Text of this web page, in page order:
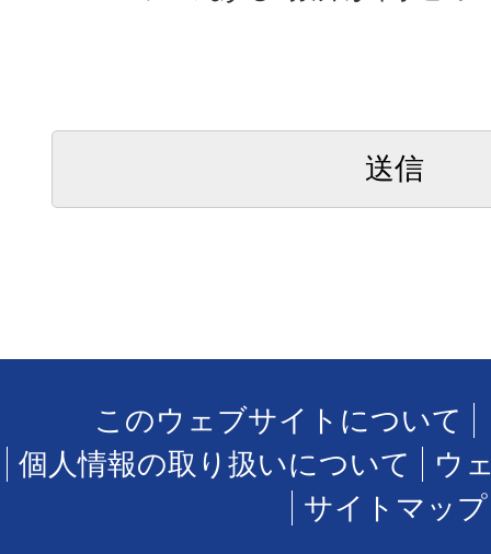
このウェブサイトについて
個人情報の取り扱いについて
ウ
サイトマップ